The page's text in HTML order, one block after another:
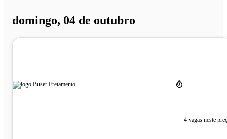
domingo, 04 de outubro
4 vagas neste